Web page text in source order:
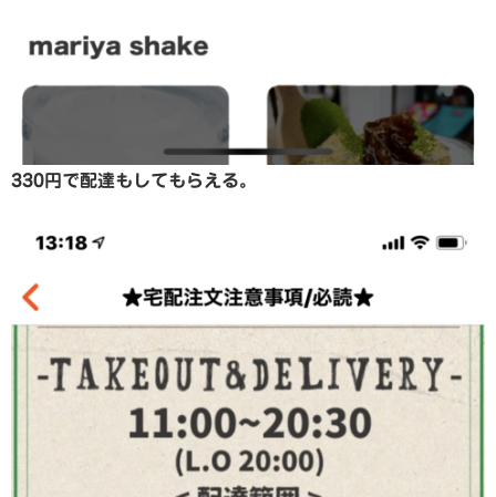
330円で配達もしてもらえる。